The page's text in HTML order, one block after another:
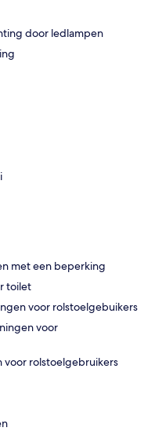
door ledlampen
met een beperking
toilet
voor rolstoelgebuikers
voor
voor rolstoelgebruikers